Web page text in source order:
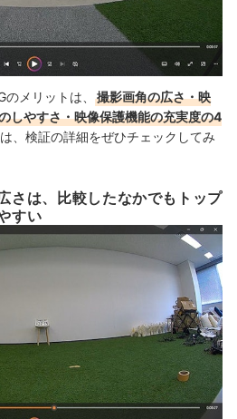
メリットは、
撮影画角の広さ・映
しやすさ・映像保護機能の充実度の4
、検証の詳細をぜひチェックしてみ
さは、比較したなかでもトップ
すい